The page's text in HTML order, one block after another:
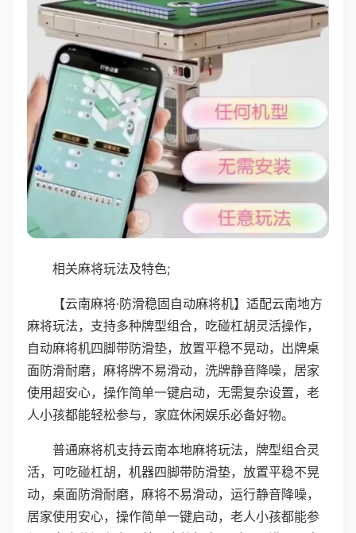
相关麻将玩法及特色;
【云南麻将·防滑稳固自动麻将机】适配云南地方
麻将玩法，支持多种牌型组合，吃碰杠胡灵活操作，
自动麻将机四脚带防滑垫，放置平稳不晃动，出牌桌
面防滑耐磨，麻将牌不易滑动，洗牌静音降噪，居家
使用超安心，操作简单一键启动，无需复杂设置，老
人小孩都能轻松参与，家庭休闲娱乐必备好物。
普通麻将机支持云南本地麻将玩法，牌型组合灵
活，可吃碰杠胡，机器四脚带防滑垫，放置平稳不晃
动，桌面防滑耐磨，麻将不易滑动，运行静音降噪，
居家使用安心，操作简单一键启动，老人小孩都能参